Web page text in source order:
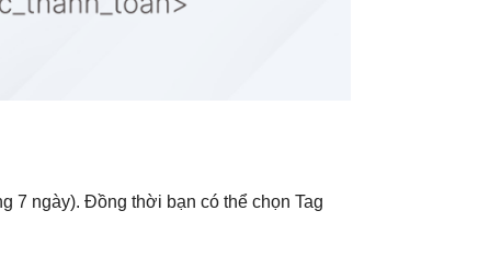
7 ngày). Đồng thời bạn có thể chọn Tag